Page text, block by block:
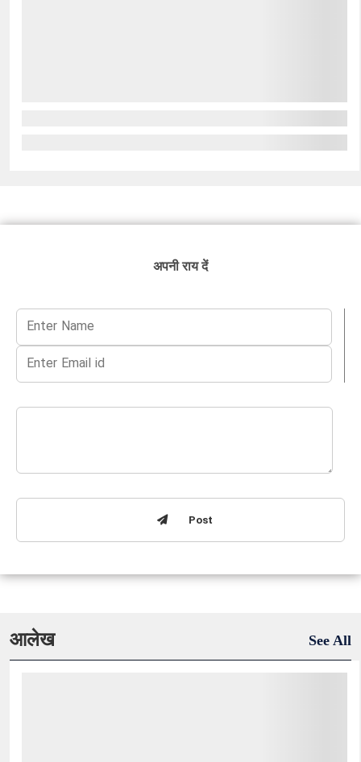
अपनी राय दें
Post
आलेख See All